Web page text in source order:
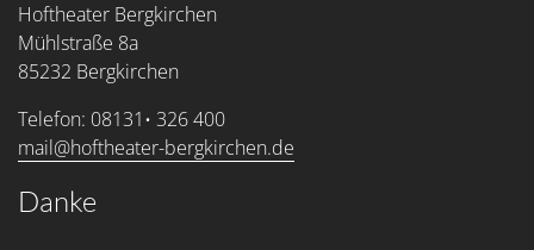
Hoftheater Bergkirchen
Mühlstraße 8a
85232 Bergkirchen
Telefon: 08131• 326 400
mail@hoftheater-bergkirchen.de
Danke